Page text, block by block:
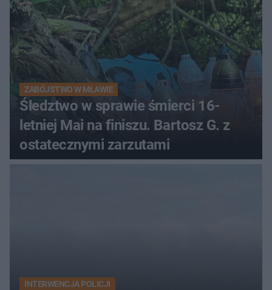
ZABÓJSTWO W MŁAWIE
Śledztwo w sprawie śmierci 16-
letniej Mai na finiszu. Bartosz G. z
ostatecznymi zarzutami
INTERWENCJA POLICJI